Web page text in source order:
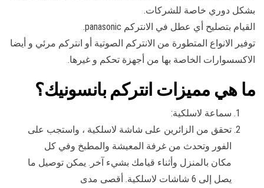
بشكل دوري خاصة للشركات.
القيام بتصليح أي عطل في الانتركم panasonic.
توفير الانواع المتطورة من الانتركم الصوتية أو انتركم مرئي و أيضا
الاكسسوارات الخاصة بها من أجهزة تحكم و غيرها.
ما هي مميزات انتركم بانسونيك؟
سماعة لاسلكية:
تحقق من الزائرين على شاشة لاسلكية ، واستجب على
الفور وتحدث من غرفة المعيشة والمطبخ وفي كل
مكان بالمنزل وأثناء قيامك بشيء آخر. يمكن توصيل ما
يصل إلى 6 شاشات لاسلكية. أقصى مدى